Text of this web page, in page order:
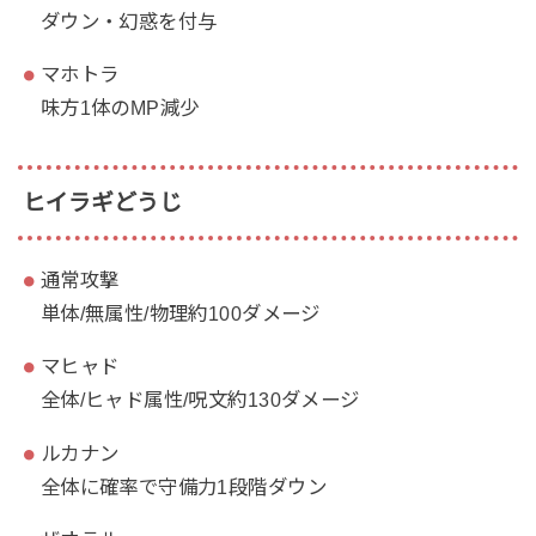
ダウン・幻惑を付与
マホトラ
味方1体のMP減少
ヒイラギどうじ
通常攻撃
単体/無属性/物理約100ダメージ
マヒャド
全体/ヒャド属性/呪文約130ダメージ
ルカナン
全体に確率で守備力1段階ダウン